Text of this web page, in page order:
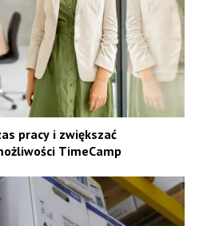
pracy i zwiększać
TimeCamp